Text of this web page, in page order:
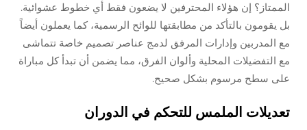
الممتاز؟ إن هؤلاء المحترفين لا يضعون فقط أي خطوط عشوائية.
بل يقومون بالتأكد من مطابقتها للوائح الرسمية، كما يعملون أيضاً
مع المدربين وإدارات المرفق لدمج عناصر تصميم خاصة تتماشى
مع التفضيلات المحلية وألوان الفرق، مما يضمن أن تبدأ كل مباراة
على سطح مرسوم بشكل صحيح.
تعديلات الملمس للتحكم في الدوران